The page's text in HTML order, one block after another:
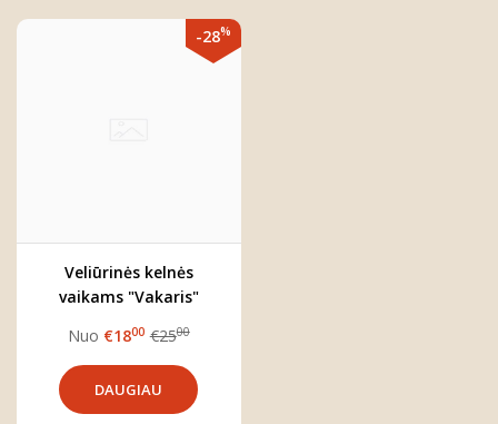
-28%
Veliūrinės kelnės
vaikams "Vakaris"
Nuo €1800 €2500
DAUGIAU